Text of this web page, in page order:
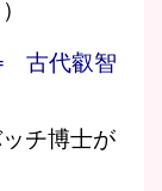
古代叡智
チ博士が